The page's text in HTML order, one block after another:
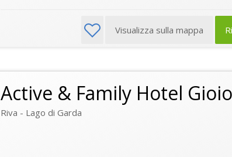
Visualizza sulla mappa
Active & Family Hotel
Riva - Lago di Garda